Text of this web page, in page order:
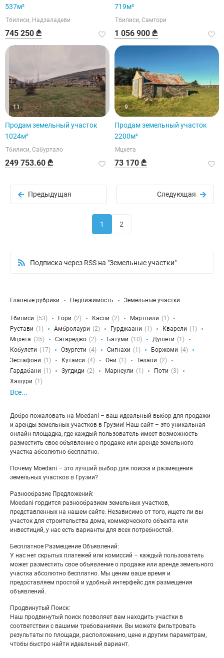
537м²
Тбилиси, Надзаладеви
745 250 ₾
719м²
Тбилиси, Самгори
1 056 900 ₾
11
Продам земельный участок
1024м²
Тбилиси, Сабуртало
249 753.60 ₾
9
Продам земельный участок
2200м²
Мцхета
73 170 ₾
Предыдущая Следующая
1 2
Подписка через RSS на "Земельные участки"
Главные рубрики Недвижимость Земельные участки
Тбилиси (53) Гори (2) Каспи (2) Мартвили (1)
Рустави (1) Амбролаури (2) Гурджаани (1) Кварели (1)
Мцхета (35) Сагареджо (2) Батуми (10) Душети (1)
Кобулети (17) Озургети (4) Сигнахи (1) Боржоми (4)
Зестафони (1) Кутаиси (4) Они (1) Телави (2)
Гардабани (1) Зугдиди (2) Марнеули (1) Поти (3)
Хашури (1)
Все...
Добро пожаловать на Moedani – ваш идеальный выбор для продажи
и аренды земельных участков в Грузии! Наш сайт – это уникальная
онлайн-площадка, где каждый пользователь имеет возможность
разместить свое объявление о продаже или аренде земельного
участка абсолютно бесплатно.
Почему Moedani – это лучший выбор для поиска и размещения
земельных участков в Грузии?
Разнообразие Предложений:
Moedani гордится разнообразием земельных участков,
представленных на нашем сайте. Независимо от того, ищете ли вы
участок для строительства дома, коммерческого объекта или
инвестиций, у нас есть варианты для всех потребностей.
Бесплатное Размещение Объявлений:
У нас нет скрытых платежей или комиссий – каждый пользователь
может разместить свое объявление о продаже или аренде земельного
участка абсолютно бесплатно. Мы ценим ваше время и
предоставляем простой и удобный интерфейс для размещения
объявлений.
Продвинутый Поиск:
Наш продвинутый поиск позволяет вам находить участки в
соответствии с вашими требованиями. Вы можете фильтровать
результаты по площади, расположению, цене и другим параметрам,
чтобы быстро найти идеальный вариант.